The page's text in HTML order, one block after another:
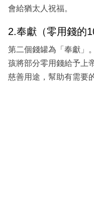
會給猶太人祝福。
2.奉獻（零用錢的
第二個錢罐為「奉獻」
孩將部分零用錢給予上
慈善用途，幫助有需要